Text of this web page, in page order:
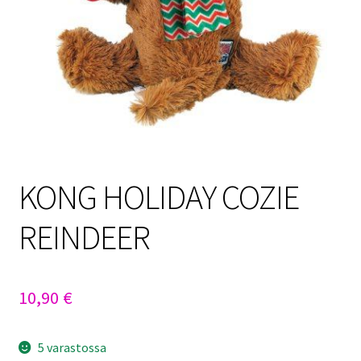
KONG HOLIDAY COZIE
REINDEER
10,90 €
5 varastossa